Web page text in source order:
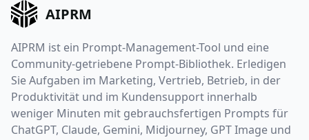
AIPRM
AIPRM ist ein Prompt-Management-Tool und eine
Community-getriebene Prompt-Bibliothek. Erledigen
Sie Aufgaben im Marketing, Vertrieb, Betrieb, in der
Produktivität und im Kundensupport innerhalb
weniger Minuten mit gebrauchsfertigen Prompts für
ChatGPT, Claude, Gemini, Midjourney, GPT Image und